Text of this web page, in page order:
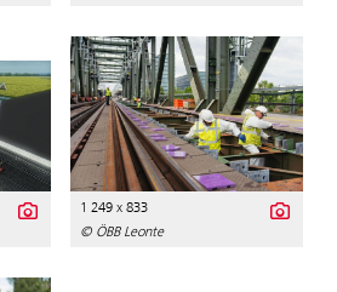
1 249 x 833
© ÖBB Leonte